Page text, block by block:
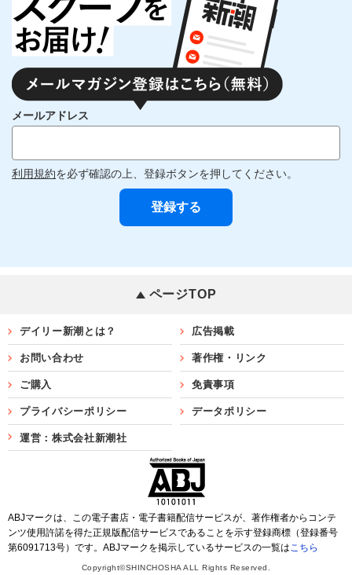
メールアドレス
利用規約を必ず確認の上、登録ボタンを押してください。
ページTOP
デイリー新潮とは？ 広告掲載
お問い合わせ 著作権・リンク
ご購入 免責事項
プライバシーポリシー データポリシー
運営：株式会社新潮社
ABJマークは、この電子書店・電子書籍配信サービスが、著作権者からコンテ
ンツ使用許諾を得た正規版配信サービスであることを示す登録商標（登録番号
第6091713号）です。ABJマークを掲示しているサービスの一覧はこちら
Copyright©SHINCHOSHA ALL Rights Reserved.